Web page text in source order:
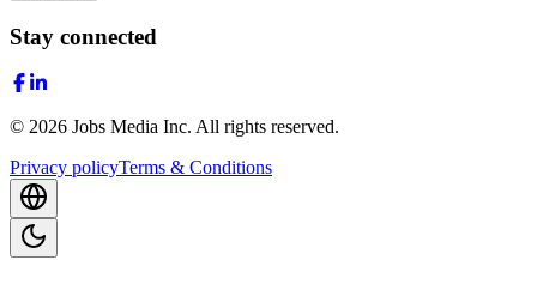
Stay connected
© 2026 Jobs Media Inc. All rights reserved.
Privacy policyTerms & Conditions